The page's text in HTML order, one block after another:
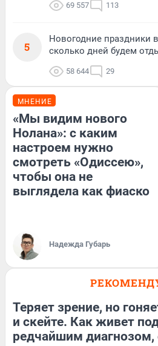
69 557 113
5
Новогодние праздники в
сколько дней будем
58 644 29
МНЕНИЕ
«Мы видим нового
Нолана»: с каким
настроем нужно
смотреть «Одиссею»,
чтобы она не
выглядела как фиаско
Надежда Губарь
Теряет зрение, но
и скейте. Как живет
редчайшим диагнозом,